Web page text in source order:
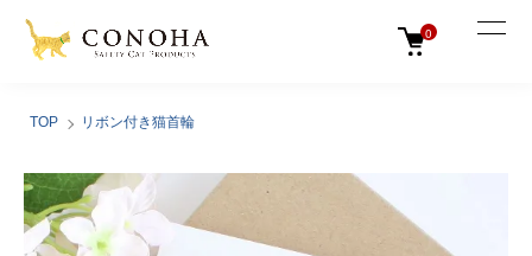
0
TOP リボン付き猫首輪